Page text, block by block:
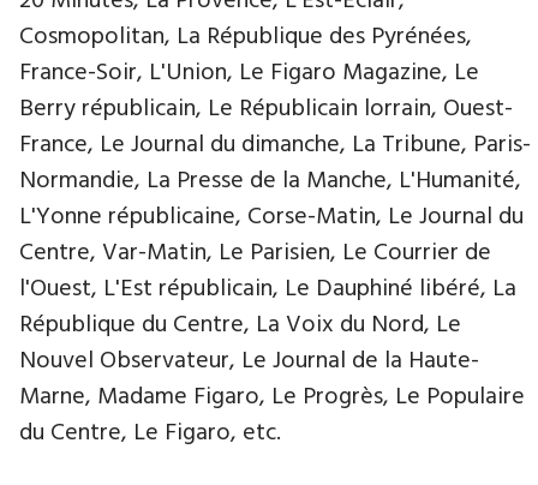
Cosmopolitan, La République des Pyrénées,
France-Soir, L'Union, Le Figaro Magazine, Le
Berry républicain, Le Républicain lorrain, Ouest-
France, Le Journal du dimanche, La Tribune, Paris-
Normandie, La Presse de la Manche, L'Humanité,
L'Yonne républicaine, Corse-Matin, Le Journal du
Centre, Var-Matin, Le Parisien, Le Courrier de
l'Ouest, L'Est républicain, Le Dauphiné libéré, La
République du Centre, La Voix du Nord, Le
Nouvel Observateur, Le Journal de la Haute-
Marne, Madame Figaro, Le Progrès, Le Populaire
du Centre, Le Figaro, etc.